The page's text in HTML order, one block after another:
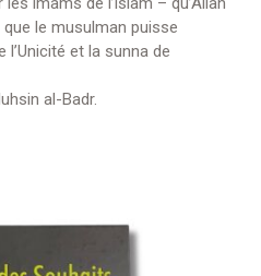
le musulman puisse
et la sunna de
al-Badr.